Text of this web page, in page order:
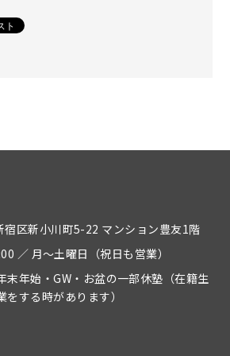
区新小川町5-22 マンション豊友1階
／ 月～土曜日（祝日も営業）
年始・GW・お盆の一部休塾（在籍生
する時があります）